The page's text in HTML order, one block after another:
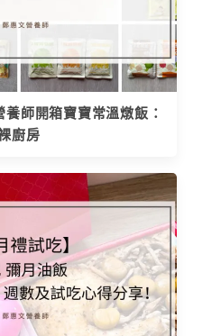
養師開箱寶寶常溫燉飯：
廚房